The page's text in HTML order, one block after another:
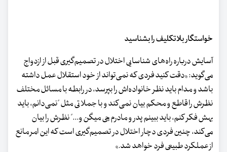
خواستگار بلاتکلیف را بشناسید
آسایش درباره راه‌های شناسایی اختلال در تصمیم‌گیری قبل از ازدواج
می‌گوید: «دقت کنید فردی که نمی‌تواند از خود استقلال عمل داشته
باشد و مدام باید نظر خانواده‌اش را بپرسد، در رابطه با مسائل مختلف
نظرش را قاطع و محکم بیان نمی‌کند و با جملاتی مثل "نمی‌دانم، باید
بهش فکر کنم، باید ببینم پدر و مادرم چی میگن و..." نظرش را بیان
می‌کند، چنین فردی دچار اختلال در تصمیم‌گیری است که این امر مانع
از عملکرد طبیعی فرد خواهد شد.»